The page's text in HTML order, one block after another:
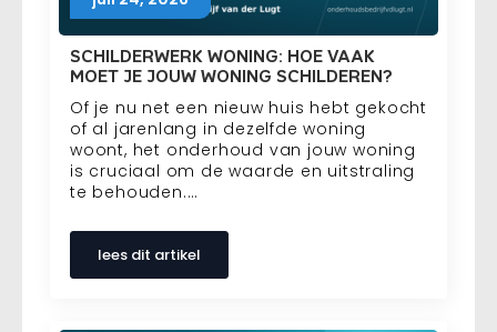
SCHILDERWERK WONING: HOE VAAK
MOET JE JOUW WONING SCHILDEREN?
Of je nu net een nieuw huis hebt gekocht
of al jarenlang in dezelfde woning
woont, het onderhoud van jouw woning
is cruciaal om de waarde en uitstraling
te behouden.…
lees dit artikel